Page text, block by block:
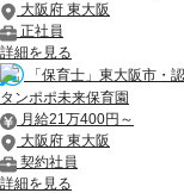
大阪府 東大阪
正社員
詳細を見る
「保育士」東大阪市・
タンポポ未来保育園
月給21万400円～
大阪府 東大阪
契約社員
詳細を見る